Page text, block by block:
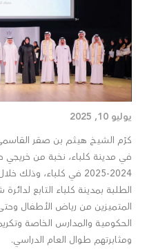
يوليو 10, 2025
كرّم الشيخ هيثم بن صقر
في مدينة كلباء، نخبة من خريجي
2024-2025 في كلباء،
الطلبة بمدينة كلباء التابع
المتميزين من رياض الأطفال
الحكومية والمدارس الخاصة
ومثابرتهم طوال العام الدراسي.